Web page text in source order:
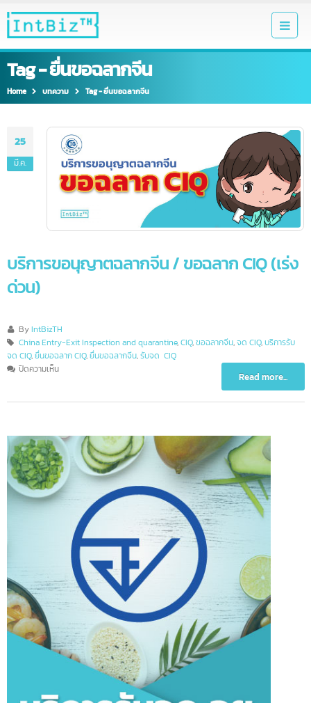
Tag - ยื่นขอฉลากจีน
Home บทความ Tag -ยื่นขอฉลากจีน
25
มี.ค.
บริการขอนุญาตฉลากจีน / ขอฉลาก CIQ (เร่
ด่วน)
ByIntBizTH
China Entry-Exit Inspection and quarantine ขอฉลากจีน,จด CIQ,บริการรับ
จด CIQ,ยื่นขอฉลาก CIQ
บริการ
ญาต
ฉลาก
จีน
/
ขอ
(เร่ง